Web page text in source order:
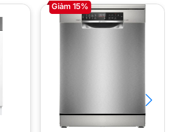
trễ, máy sẽ tự động khởi động và
dùng thoải mái làm việc cá nhân
Giảm 15%